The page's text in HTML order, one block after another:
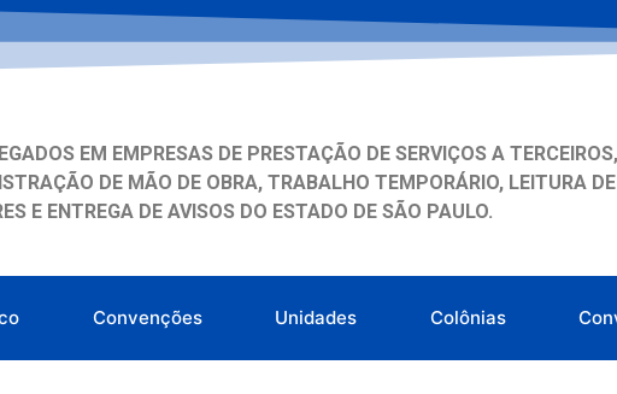
EM EMPRESAS DE PRESTAÇÃO DE SERVIÇOS A TERCEIROS,
DE MÃO DE OBRA, TRABALHO TEMPORÁRIO, LEITURA DE
E ENTREGA DE AVISOS DO ESTADO DE SÃO PAULO.
Convenções Unidades Colônias